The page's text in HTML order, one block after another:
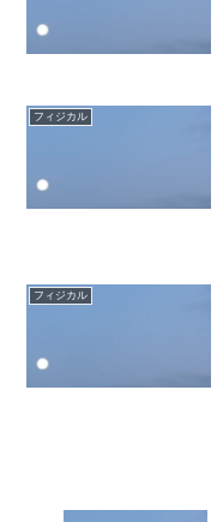
フィジカル
フィジカル